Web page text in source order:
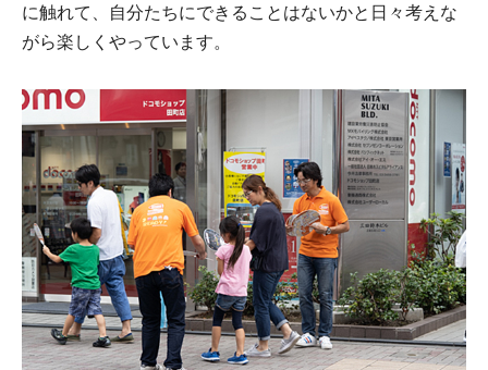
に触れて、自分たちにできることはないかと日々考えな
がら楽しくやっています。